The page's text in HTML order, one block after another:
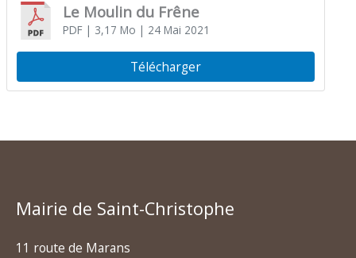
Le Moulin du Frêne
PDF| 3,17 Mo | 24 Mai 2021
Télécharger
Mairie de Saint-Christophe
11 route de Marans